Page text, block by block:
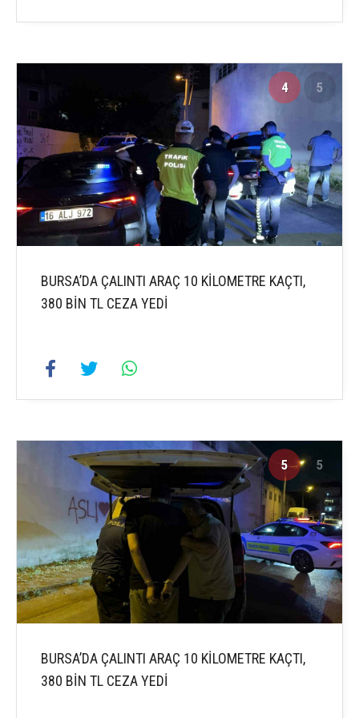
4 5
BURSA’DA ÇALINTI ARAÇ 10 KİLOMETRE KAÇTI,
380 BİN TL CEZA YEDİ
5 5
BURSA’DA ÇALINTI ARAÇ 10 KİLOMETRE KAÇTI,
380 BİN TL CEZA YEDİ